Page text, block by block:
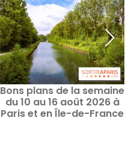
Bons plans de la semaine
du 10 au 16 août 2026 à
Paris et en Île-de-France